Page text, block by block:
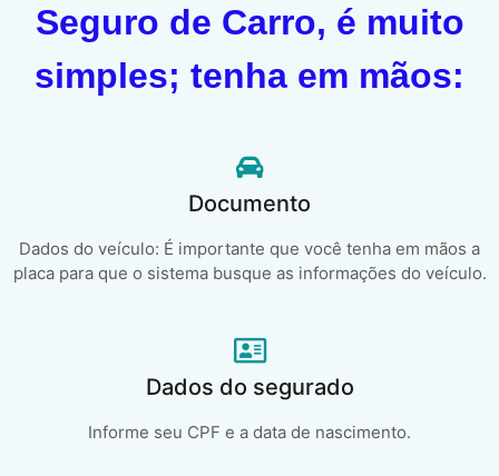
Seguro de Carro, é muito
simples; tenha em mãos:
Documento
Dados do veículo: É importante que você tenha em mãos a
placa para que o sistema busque as informações do veículo.
Dados do segurado
Informe seu CPF e a data de nascimento.